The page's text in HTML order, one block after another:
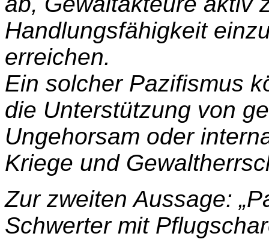
Handlungsfähigkeit
erreichen.
Ein solcher Pazifismus
die Unterstützung von
Ungehorsam oder
Kriege und
Zur zweiten Aussage:
Schwerter mit